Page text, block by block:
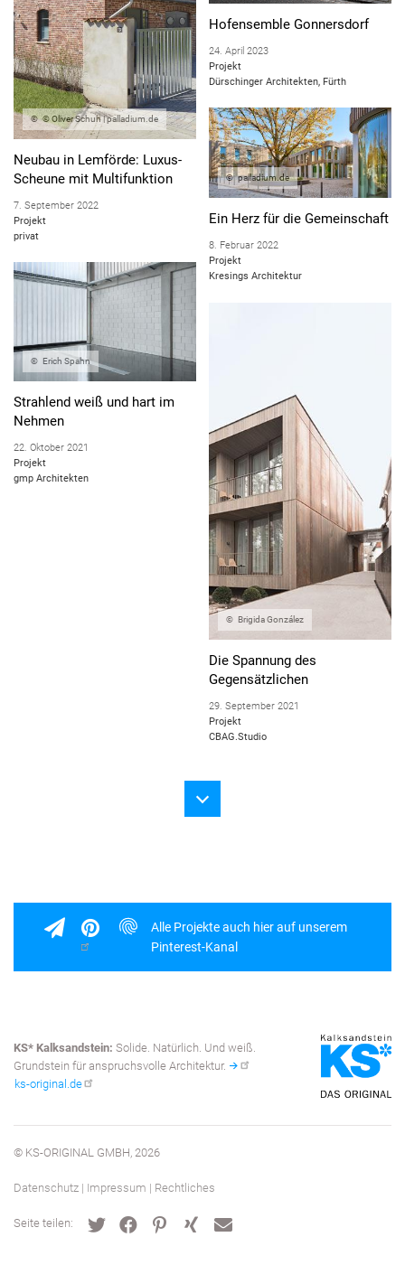
Hofensemble Gonnersdorf
24. April 2023
Projekt
Dürschinger Architekten, Fürth
© Oliver Schuh | palladium.de
Neubau in Lemförde: Luxus-
Scheune mit Multifunktion
7. September 2022
Projekt
privat
palladium.de
Ein Herz für die Gemeinschaft
8. Februar 2022
Projekt
Kresings Architektur
Erich Spahn
Strahlend weiß und hart im
Nehmen
22. Oktober 2021
Projekt
gmp Architekten
Brigida González
Die Spannung des
Gegensätzlichen
29. September 2021
Projekt
CBAG.Studio
Alle Projekte auch hier auf unserem
Pinterest-Kanal
KS* Kalksandstein: Solide. Natürlich. Und weiß.
Grundstein für anspruchsvolle Architektur.
ks-original.de
© KS-ORIGINAL GMBH, 2026
Fußbereich
Datenschutz | Impressum | Rechtliches
Seite teilen: